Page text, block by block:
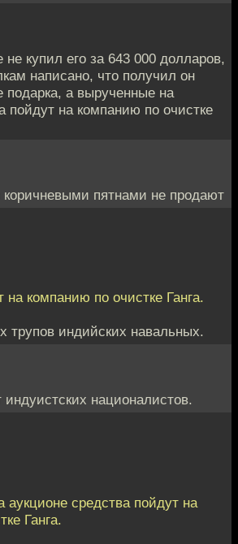
купил его за 643 000 долларов,
написано, что получил он
подарка, а вырученные на
пойдут на компанию по очистке
коричневыми пятнами не продают
на компанию по очистке Ганга.
трупов индийских навальных.
националистов.
аукционе средства пойдут на
Ганга.